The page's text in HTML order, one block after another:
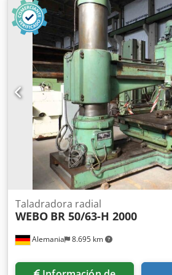
automático, pantalla de empacado
emergencia con llave puerta vertical
flejar/alambres para flejar Motor
vídeo de demostración muestra la
BTS-MF550HD. Prensa de latas,
empacadora de PET, prensa de PET,
desecho, empacadora de llantas de
llantas, prensa de latas,
prensa de papel usado, prensa de
cartón, prensa de película,
empacadora de desechos, prensa de
materiales reciclables, compactador
basura, prensa de residuos
Alemania 8.695 km
Taladradora radial
WEBO BR 50/63-H 2000